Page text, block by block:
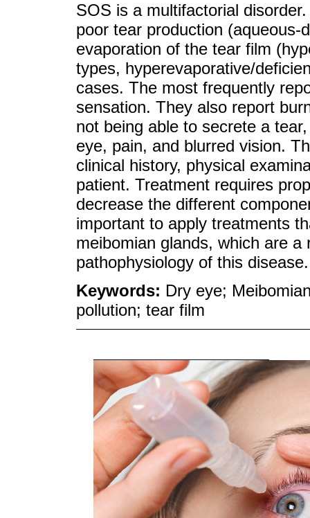
SOS is a multifactorial
poor tear production (aqueous-
evaporation of the tear film
types, hyperevaporative/
cases. The most frequently
sensation. They also report
not being able to secrete a
eye, pain, and blurred vision.
clinical history, physical
patient. Treatment requires
decrease the different
important to apply treatments
meibomian glands, which are
pathophysiology of this disease.
Keywords: Dry eye;
pollution; tear film